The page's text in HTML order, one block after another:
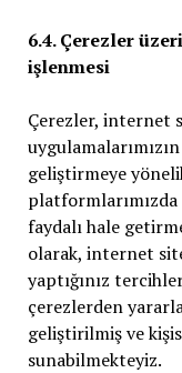
6.4. Çerezler
işlenmesi
Çerezler, internet
geliştirmeye
faydalı hale
olarak, internet
yaptığınız
çerezlerden
geliştirilmiş ve
sunabilmekteyiz.